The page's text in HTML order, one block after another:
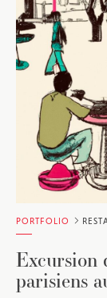
PORTFOLIO
Excursion
parisiens